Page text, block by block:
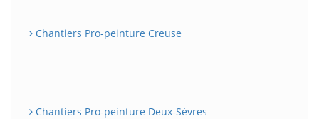
Chantiers Pro-peinture Creuse
Chantiers Pro-peinture Deux-Sèvres